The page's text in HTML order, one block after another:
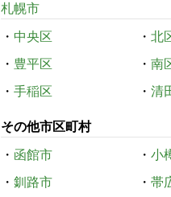
札幌市
・ 中央区 ・ 北
・ 豊平区 ・ 南
・ 手稲区 ・ 清
その他市区町村
・ 函館市 ・ 小
・ 釧路市 ・ 帯